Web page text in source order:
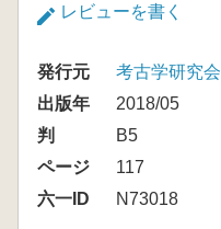
レビューを書く
発行元
考古学研究会
出版年
2018/05
判
B5
ページ
117
六一ID
N73018